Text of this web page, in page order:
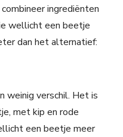
ingrediënten
wellicht een beetje
dan het alternatief:
weinig verschil. Het is
met kip en rode
een beetje meer